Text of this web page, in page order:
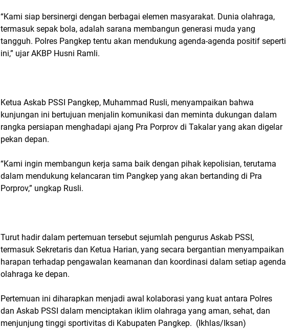
“Kami siap bersinergi dengan berbagai elemen masyarakat. Dunia olahraga,
termasuk sepak bola, adalah sarana membangun generasi muda yang
tangguh. Polres Pangkep tentu akan mendukung agenda-agenda positif seperti
ini,” ujar AKBP Husni Ramli.
Ketua Askab PSSI Pangkep, Muhammad Rusli, menyampaikan bahwa
kunjungan ini bertujuan menjalin komunikasi dan meminta dukungan dalam
rangka persiapan menghadapi ajang Pra Porprov di Takalar yang akan digelar
pekan depan.
“Kami ingin membangun kerja sama baik dengan pihak kepolisian, terutama
dalam mendukung kelancaran tim Pangkep yang akan bertanding di Pra
Porprov,” ungkap Rusli.
Turut hadir dalam pertemuan tersebut sejumlah pengurus Askab PSSI,
termasuk Sekretaris dan Ketua Harian, yang secara bergantian menyampaikan
harapan terhadap pengawalan keamanan dan koordinasi dalam setiap agenda
olahraga ke depan.
Pertemuan ini diharapkan menjadi awal kolaborasi yang kuat antara Polres
dan Askab PSSI dalam menciptakan iklim olahraga yang aman, sehat, dan
menjunjung tinggi sportivitas di Kabupaten Pangkep. (Ikhlas/Iksan)